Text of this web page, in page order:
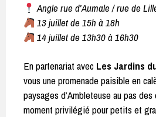
Angle rue d’Aumale / rue de
13 juillet de 15h à 18h
14 juillet de 13h30 à 16h30
En partenariat avec Les Jardins
vous une promenade paisible en
paysages d’Ambleteuse au pas
moment privilégié pour petits et